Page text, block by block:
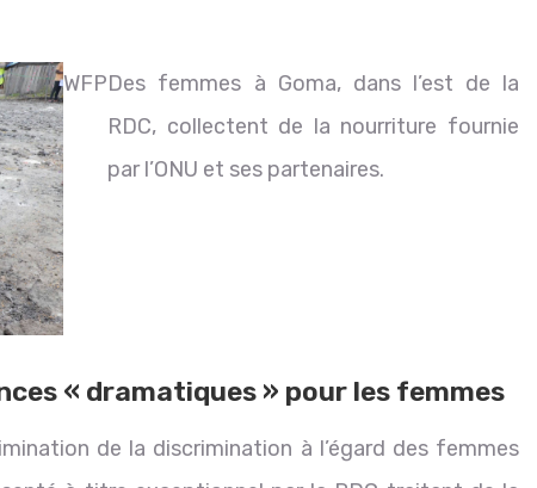
WFPDes femmes à Goma, dans l’est de la
RDC, collectent de la nourriture fournie
par l’ONU et ses partenaires.
« dramatiques » pour les femmes
de la discrimination à l’égard des femmes